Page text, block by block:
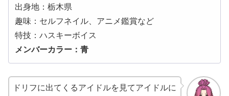
出身地：栃木県
趣味：セルフネイル、アニメ鑑賞など
特技：ハスキーボイス
メンバーカラー：青
ドリフに出てくるアイドルを見てアイドルに